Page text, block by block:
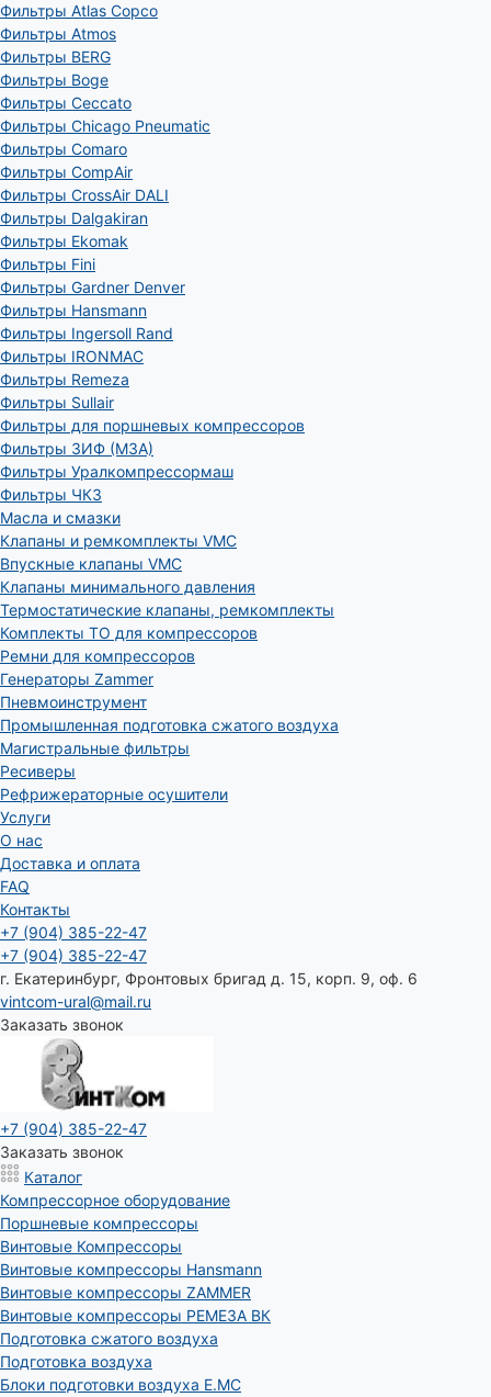
Фильтры Atlas Copco
Фильтры Atmos
Фильтры BERG
Фильтры Boge
Фильтры Ceccato
Фильтры Chicago Pneumatic
Фильтры Comaro
Фильтры CompAir
Фильтры CrossAir DALI
Фильтры Dalgakiran
Фильтры Ekomak
Фильтры Fini
Фильтры Gardner Denver
Фильтры Hansmann
Фильтры Ingersoll Rand
Фильтры IRONMAC
Фильтры Remeza
Фильтры Sullair
Фильтры для поршневых компрессоров
Фильтры ЗИФ (МЗА)
Фильтры Уралкомпрессормаш
Фильтры ЧКЗ
Масла и смазки
Клапаны и ремкомплекты VMC
Впускные клапаны VMC
Клапаны минимального давления
Термостатические клапаны, ремкомплекты
Комплекты ТО для компрессоров
Ремни для компрессоров
Генераторы Zammer
Пневмоинструмент
Промышленная подготовка сжатого воздуха
Магистральные фильтры
Ресиверы
Рефрижераторные осушители
Услуги
О нас
Доставка и оплата
FAQ
Контакты
+7 (904) 385-22-47
+7 (904) 385-22-47
г. Екатеринбург, Фронтовых бригад д. 15, корп. 9, оф. 6
vintcom-ural@mail.ru
Заказать звонок
+7 (904) 385-22-47
Заказать звонок
Каталог
Компрессорное оборудование
Поршневые компрессоры
Винтовые Компрессоры
Винтовые компрессоры Hansmann
Винтовые компрессоры ZAMMER
Винтовые компрессоры РЕМЕЗА ВК
Подготовка сжатого воздуха
Подготовка воздуха
Блоки подготовки воздуха E.MC